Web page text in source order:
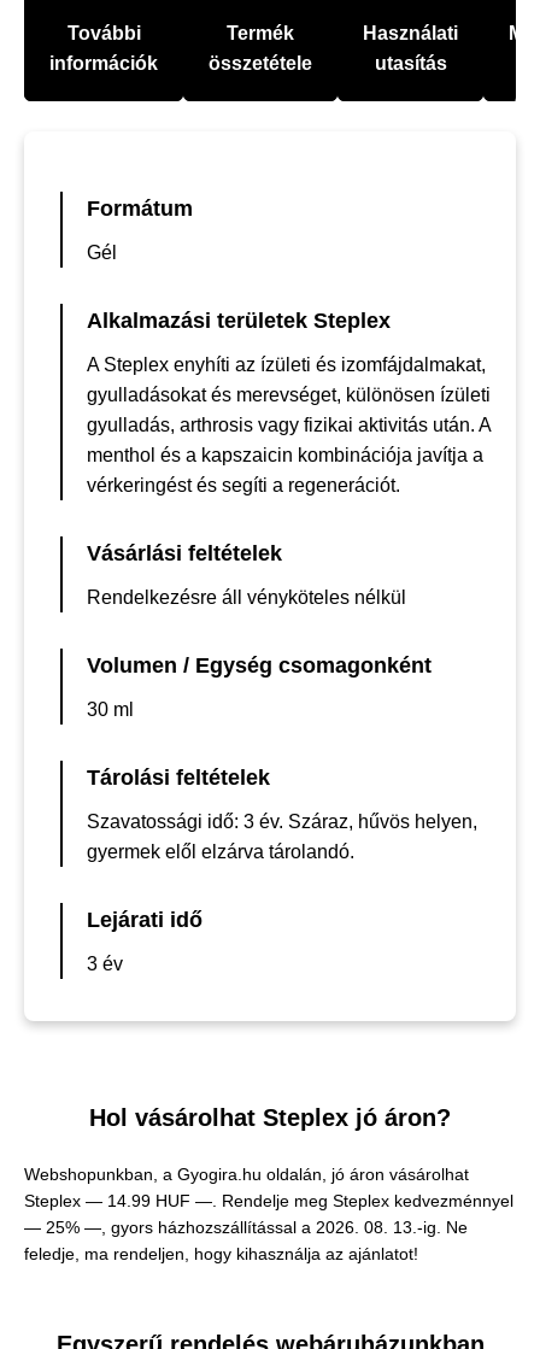
További
információk
Termék
összetétele
Használati
utasítás
Formátum
Gél
Alkalmazási területek Steplex
A Steplex enyhíti az ízületi és izomfájdalmakat,
gyulladásokat és merevséget, különösen ízületi
gyulladás, arthrosis vagy fizikai aktivitás után. A
menthol és a kapszaicin kombinációja javítja a
vérkeringést és segíti a regenerációt.
Vásárlási feltételek
Rendelkezésre áll vényköteles nélkül
Volumen / Egység csomagonként
30 ml
Tárolási feltételek
Szavatossági idő: 3 év. Száraz, hűvös helyen,
gyermek elől elzárva tárolandó.
Lejárati idő
3 év
Hol vásárolhat Steplex jó áron?
Webshopunkban, a Gyogira.hu oldalán, jó áron vásárolhat
Steplex — 14.99 HUF — . Rendelje meg Steplex kedvezménnyel
— 25% —, gyors házhozszállítással a 2026. 08. 13.-ig. Ne
feledje, ma rendeljen, hogy kihasználja az ajánlatot!